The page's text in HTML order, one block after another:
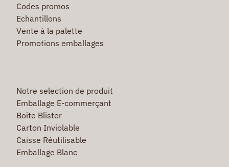
Codes promos
Echantillons
Vente à la palette
Promotions emballages
Notre selection de produit
Emballage E-commerçant
Boite Blister
Carton Inviolable
Caisse Réutilisable
Emballage Blanc